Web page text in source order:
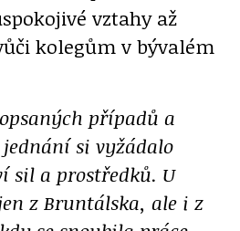
vztahy až
kolegům v bývalém
případů a
si vyžádalo
sil a prostředků. U
z Bruntálska, ale i z